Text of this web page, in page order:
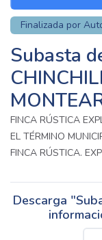
Finalizada por
Subasta
FINCA RÚSTICA
EL TÉRMINO
FINCA RÚSTICA.
Descarga